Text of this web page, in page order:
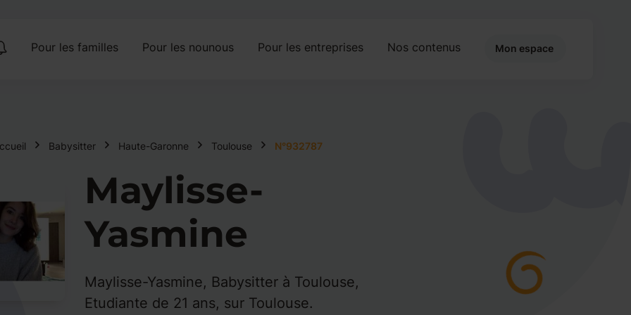
Pour les familles Pour les nounous Pour les entreprises Nos contenus Mon espace
Babysitter Haute-Garonne Toulouse N°932787
Maylisse-
Yasmine
Maylisse-Yasmine, Babysitter à Toulouse,
Etudiante de 21 ans, sur Toulouse.